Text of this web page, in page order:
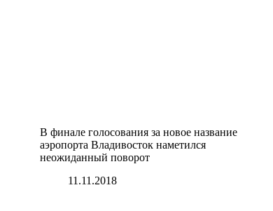
В финале голосования за новое название
аэропорта Владивосток наметился
неожиданный поворот
11.11.2018